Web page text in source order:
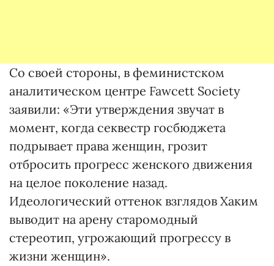
Со своей стороны, в феминистском
аналитическом центре Fawcett Society
заявили: «Эти утверждения звучат в
момент, когда секвестр госбюджета
подрывает права женщин, грозит
отбросить прогресс женского движения
на целое поколение назад.
Идеологический оттенок взглядов Хаким
выводит на арену старомодный
стереотип, угрожающий прогрессу в
жизни женщин».